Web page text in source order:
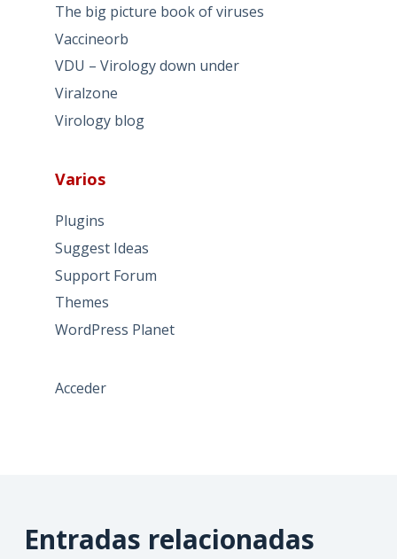
The big picture book of viruses
Vaccineorb
VDU – Virology down under
Viralzone
Virology blog
Varios
Plugins
Suggest Ideas
Support Forum
Themes
WordPress Planet
Acceder
Entradas relacionadas